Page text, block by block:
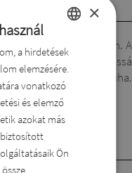
jól mutat ez a fazon. A
muszlin, amely elegánssá
viselet, lenyűgöző ruha.
esésű, nem testre
HUNGARIAN
ROMANIAN
ENGLISH
DUTCH
×
a hirdetések
elemzésére.
vonatkozó
és elemző
azokat más
Ön